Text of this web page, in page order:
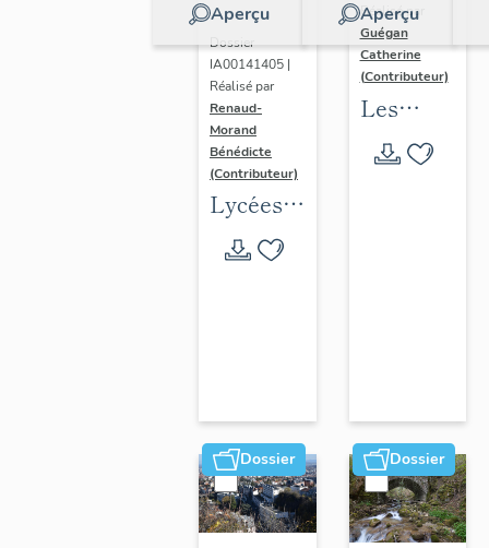
Aperçu
Dossier
IA00141405 |
Réalisé par
Renaud-
Morand
Bénédicte
(Contributeur)
Lycées
publics
en
Aperçu
Réalisé par
Guégan
Catherine
(Contributeur)
Les
collèges
jésuites
Rhône-
Alpes
(DOSSIER
EN
COURS)
Dossier Dossier